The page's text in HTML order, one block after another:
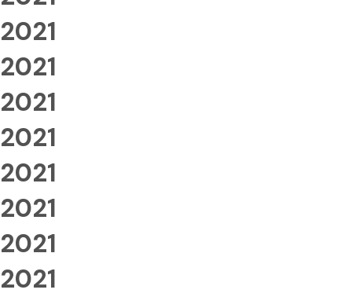
2021
2021
2021
2021
2021
2021
2021
2021